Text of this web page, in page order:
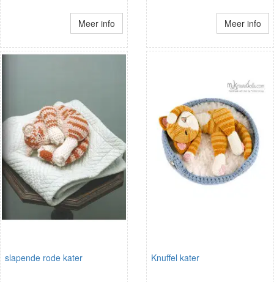
Meer info Meer info
slapende rode kater Knuffel kater